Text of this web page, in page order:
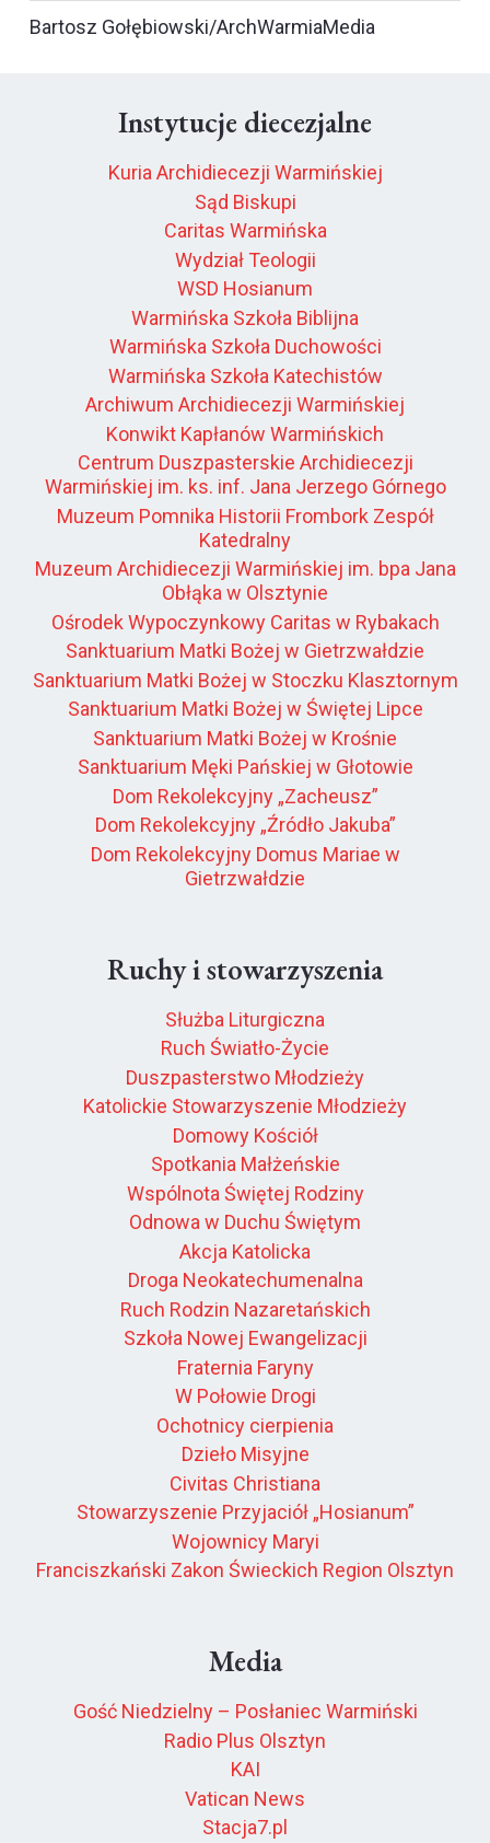
Bartosz Gołębiowski/ArchWarmiaMedia
Instytucje diecezjalne
Kuria Archidiecezji Warmińskiej
Sąd Biskupi
Caritas Warmińska
Wydział Teologii
WSD Hosianum
Warmińska Szkoła Biblijna
Warmińska Szkoła Duchowości
Warmińska Szkoła Katechistów
Archiwum Archidiecezji Warmińskiej
Konwikt Kapłanów Warmińskich
Centrum Duszpasterskie Archidiecezji
Warmińskiej im. ks. inf. Jana Jerzego Górnego
Muzeum Pomnika Historii Frombork Zespół
Katedralny
Muzeum Archidiecezji Warmińskiej im. bpa Jana
Obłąka w Olsztynie
Ośrodek Wypoczynkowy Caritas w Rybakach
Sanktuarium Matki Bożej w Gietrzwałdzie
Sanktuarium Matki Bożej w Stoczku Klasztornym
Sanktuarium Matki Bożej w Świętej Lipce
Sanktuarium Matki Bożej w Krośnie
Sanktuarium Męki Pańskiej w Głotowie
Dom Rekolekcyjny „Zacheusz”
Dom Rekolekcyjny „Źródło Jakuba”
Dom Rekolekcyjny Domus Mariae w
Gietrzwałdzie
Ruchy i stowarzyszenia
Służba Liturgiczna
Ruch Światło-Życie
Duszpasterstwo Młodzieży
Katolickie Stowarzyszenie Młodzieży
Domowy Kościół
Spotkania Małżeńskie
Wspólnota Świętej Rodziny
Odnowa w Duchu Świętym
Akcja Katolicka
Droga Neokatechumenalna
Ruch Rodzin Nazaretańskich
Szkoła Nowej Ewangelizacji
Fraternia Faryny
W Połowie Drogi
Ochotnicy cierpienia
Dzieło Misyjne
Civitas Christiana
Stowarzyszenie Przyjaciół „Hosianum”
Wojownicy Maryi
Franciszkański Zakon Świeckich Region Olsztyn
Media
Gość Niedzielny – Posłaniec Warmiński
Radio Plus Olsztyn
KAI
Vatican News
Stacja7.pl